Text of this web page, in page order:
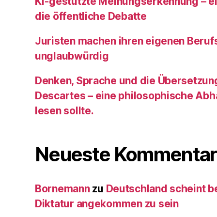
die öffentliche Debatte
Juristen machen ihren eigenen
unglaubwürdig
Denken, Sprache und die
Descartes – eine philosophische
lesen sollte.
Neueste
Bornemannzu Deutschland scheint
Diktatur angekommen zu sein